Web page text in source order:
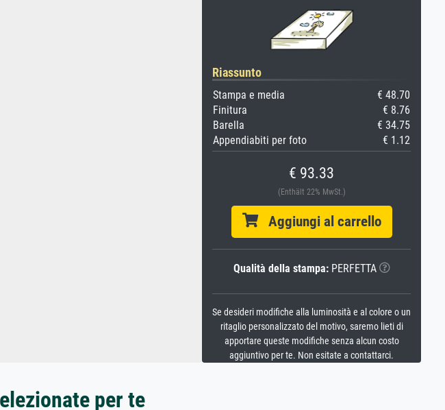
Riassunto
Stampa e media
€ 48.70
Finitura
€ 8.76
Barella
€ 34.75
Appendiabiti per foto
€ 1.12
€ 93.33
(Enthält 22% MwSt.)
Aggiungi al carrello
Qualità della stampa:PERFETTA
Se desideri modifiche alla luminosità e al colore o un
ritaglio personalizzato del motivo, saremo lieti di
apportare queste modifiche senza alcun costo
aggiuntivo per te. Non esitate a contattarci.
per te